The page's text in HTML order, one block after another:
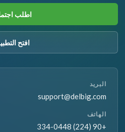
اطلب
افتح
البريد
support@delbig.com
الهاتف
+90 (224) 334-0448